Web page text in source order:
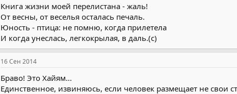
Книга жизни моей перелистана - жаль!
От весны, от веселья осталась печаль.
Юность - птица: не помню, когда прилетела
И когда унеслась, легкокрылая, в даль.(с)
16 Сен 2014
Браво! Это Хайям...
Единственное, извиняюсь, если человек размещает не свои